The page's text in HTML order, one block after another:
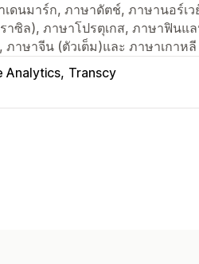
ดนมาร์ก, ภาษาดัตช์, ภาษานอร์เว
าซิล), ภาษาโปรตุเกส, ภาษาฟินแ
าษาจีน (ตัวเต็ม)และ ภาษาเกาหลี
Analytics Transcy